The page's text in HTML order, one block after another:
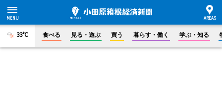
33°C 食べる 見る・遊ぶ 買う 暮らす・働く 学ぶ・知る